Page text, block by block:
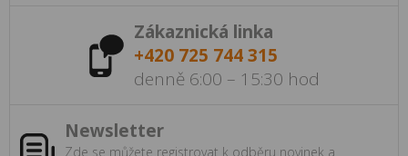
Zákaznická linka
+420 725 744 315
denně 6:00 – 15:30 hod
Newsletter
Zde se můžete registrovat k odběru novinek a